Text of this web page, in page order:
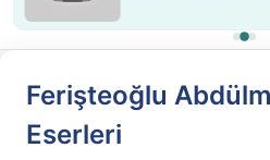
Ferişteoğlu
Eserleri